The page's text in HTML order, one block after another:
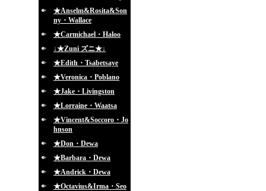
★Anselm&Rosita&Son
ny・Wallace
★Carmichael・Haloo
↓★Zuni ズニ★↓
★Edith・Tsabetsaye
★Veronica・Poblano
★Jake・Livingston
★Lorraine・Waatsa
★Vincent&Soccoro・Jo
hnson
★Don・Dewa
★Barbara・Dewa
★Andrick・Dewa
★Octavius&Irma・Seo